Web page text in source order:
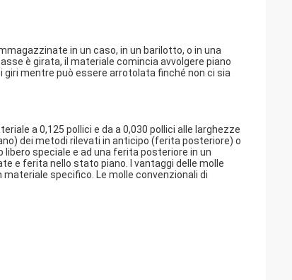
in un caso, in un barilotto, o in una
è girata, il materiale comincia avvolgere piano
mentre può essere arrotolata finché non ci sia
a 0,125 pollici e da a 0,030 pollici alle larghezze
dei metodi rilevati in anticipo (ferita posteriore) o
speciale e ad una ferita posteriore in un
e ferita nello stato piano. I vantaggi delle molle
specifico. Le molle convenzionali di